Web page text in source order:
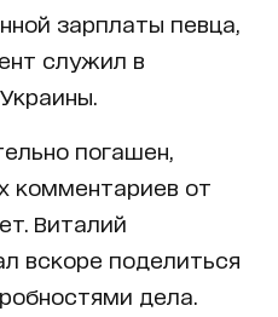
зарплаты певца,
служил в
погашен,
комментариев от
Виталий
вскоре поделиться
дела.